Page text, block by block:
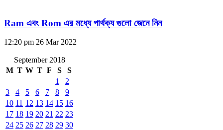
Ram এবং Rom এর মধ্যে পার্থক্য গুলো জেনে নিন
12:20 pm 26 Mar 2022
September 2018
M T W T F S
S
1
2
3
4 5 6 7 8
9
10 11 12 13 14 15 16
17 18 19 20 21 22 23
24 25 26 27 28 29 30